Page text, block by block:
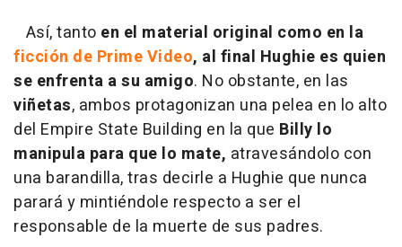
Así, tanto en el material original como en la
ficción de Prime Video, al final Hughie es quien
se enfrenta a su amigo. No obstante, en las
viñetas, ambos protagonizan una pelea en lo alto
del Empire State Building en la que Billy lo
manipula para que lo mate, atravesándolo con
una barandilla, tras decirle a Hughie que nunca
parará y mintiéndole respecto a ser el
responsable de la muerte de sus padres.